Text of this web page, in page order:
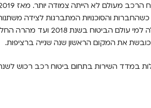
הצעירה יחסית, צללה למי
כובשת את המקום הראשון שנה שנייה ברציפות.